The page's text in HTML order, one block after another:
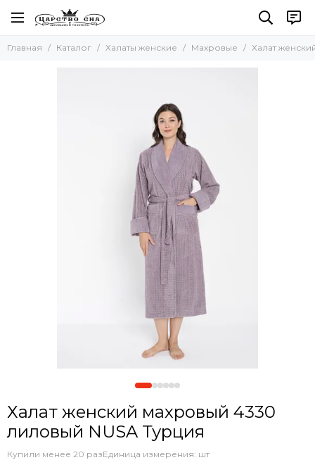
Халаты женские
Главная Каталог Халаты женские Махровые Халат
Халат женский махровый 4330
лиловый NUSA Турция
Купили менее 20 разЕдиница измерения: шт